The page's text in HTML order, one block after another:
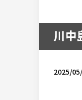
川中
2025/